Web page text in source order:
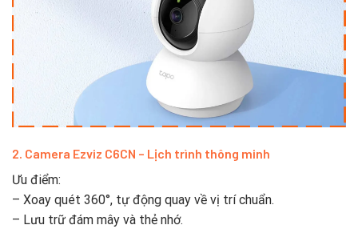
2. Camera Ezviz C6CN – Lịch trình thông minh
Ưu điểm:
– Xoay quét 360°, tự động quay về vị trí chuẩn.
– Lưu trữ đám mây và thẻ nhớ.